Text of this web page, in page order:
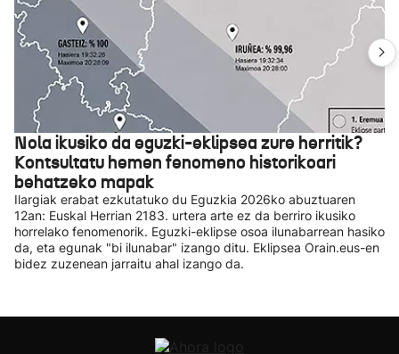
Nola ikusiko da eguzki-eklipsea zure herritik?
Kontsultatu hemen fenomeno historikoari
behatzeko mapak
Ilargiak erabat ezkutatuko du Eguzkia 2026ko abuztuaren
12an: Euskal Herrian 2183. urtera arte ez da berriro ikusiko
horrelako fenomenorik. Eguzki-eklipse osoa ilunabarrean hasiko
da, eta egunak "bi ilunabar" izango ditu. Eklipsea Orain.eus-en
bidez zuzenean jarraitu ahal izango da.